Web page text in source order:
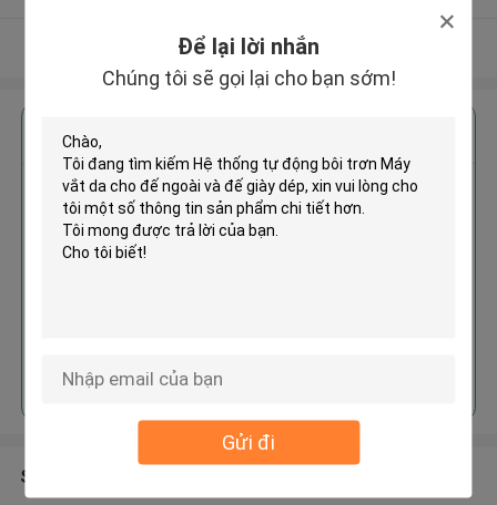
Để lại lời nhắn
Chúng tôi sẽ gọi lại cho bạn sớm!
Gửi đi
Xem thêm
Hệ thống tự động bôi trơn Máy
vắt da cho đế ngoài và đế giày
Sản phẩm khuyến cáo